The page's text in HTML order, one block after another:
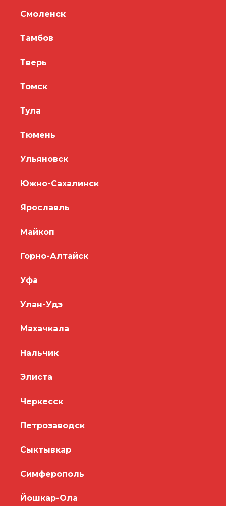
Смоленск
Тамбов
Тверь
Томск
Тула
Тюмень
Ульяновск
Южно-Сахалинск
Ярославль
Майкоп
Горно-Алтайск
Уфа
Улан-Удэ
Махачкала
Нальчик
Элиста
Черкесск
Петрозаводск
Сыктывкар
Симферополь
Йошкар-Ола